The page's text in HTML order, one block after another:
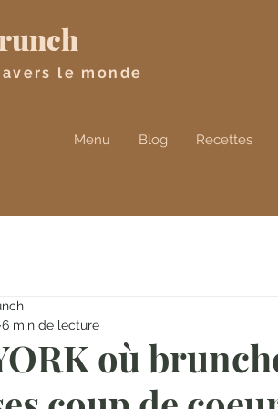
le monde
Menu Blog Recettes
où
6 min de lecture